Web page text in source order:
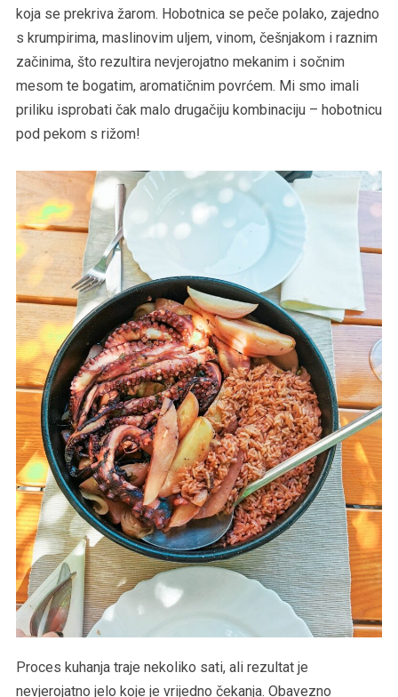
koja se prekriva žarom. Hobotnica se peče polako, zajedno
s krumpirima, maslinovim uljem, vinom, češnjakom i raznim
začinima, što rezultira nevjerojatno mekanim i sočnim
mesom te bogatim, aromatičnim povrćem. Mi smo imali
priliku isprobati čak malo drugačiju kombinaciju – hobotnicu
pod pekom s rižom!
Proces kuhanja traje nekoliko sati, ali rezultat je
nevjerojatno jelo koje je vrijedno čekanja. Obavezno